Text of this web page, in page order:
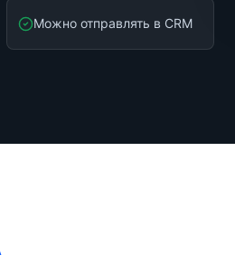
Можно отправлять в CRM